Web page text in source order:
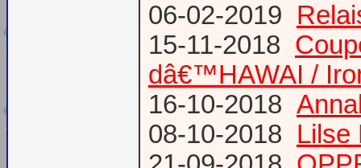
06-02-2019
15-11-2018
dâ€™HAWAI /
16-10-2018
08-10-2018 Lilse